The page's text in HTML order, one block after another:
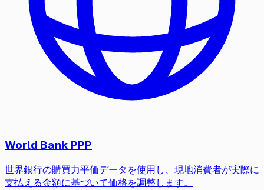
World Bank PPP
世界銀行の購買力平価データを使用し、現地消費者が実際に
支払える金額に基づいて価格を調整します。